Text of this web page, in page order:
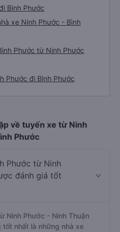
Bình Phước
xe Ninh Phước - Bình
Phước từ Ninh Phước
Phước đi Bình Phước
về tuyến xe từ Ninh
Phước
Phước từ Ninh
đánh giá tốt
Ninh Phước - Ninh Thuận
nhất là những nhà xe